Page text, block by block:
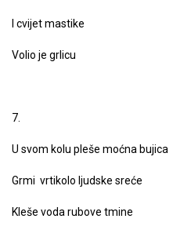
I cvijet mastike
Volio je grlicu
7.
U svom kolu pleše moćna bujica
Grmi vrtikolo ljudske sreće
Kleše voda rubove tmine